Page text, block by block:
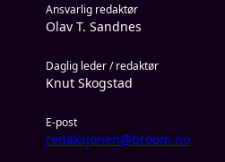
Ansvarlig redaktør
Olav T. Sandnes
Daglig leder / redaktør
Knut Skogstad
E-post
redaksjonen@broom.no